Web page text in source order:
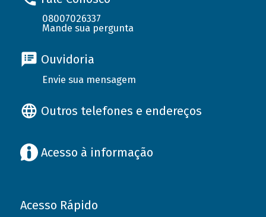
08007026337
Mande sua pergunta
Ouvidoria
Envie sua mensagem
Outros telefones e endereços
Acesso à informação
Acesso Rápido